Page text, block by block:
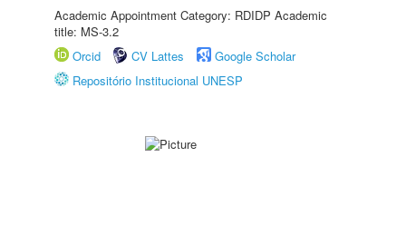
Academic Appointment Category: RDIDP Academic
title: MS-3.2
Orcid
CV Lattes
Google Scholar
Repositório Institucional UNESP